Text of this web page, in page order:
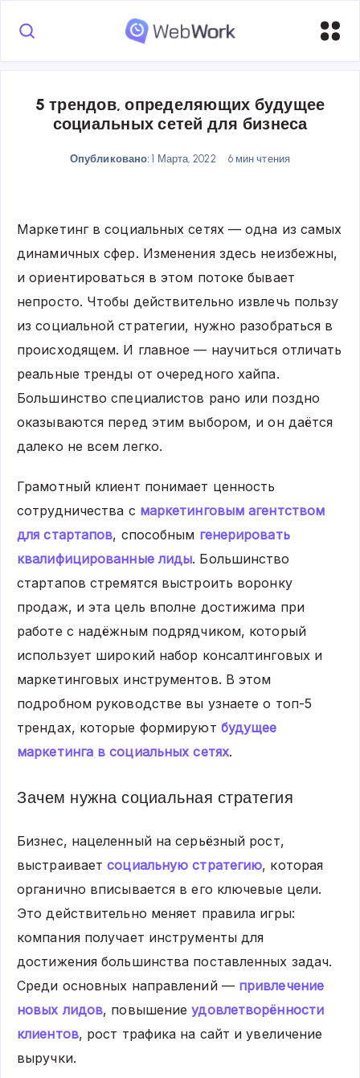
5 трендов, определяющих будущее
социальных сетей для бизнеса
Опубликовано: 1 Марта, 2022 6 мин чтения
Маркетинг в социальных сетях — одна из самых
динамичных сфер. Изменения здесь неизбежны,
и ориентироваться в этом потоке бывает
непросто. Чтобы действительно извлечь пользу
из социальной стратегии, нужно разобраться в
происходящем. И главное — научиться отличать
реальные тренды от очередного хайпа.
Большинство специалистов рано или поздно
оказываются перед этим выбором, и он даётся
далеко не всем легко.
Грамотный клиент понимает ценность
сотрудничества с маркетинговым агентством
для стартапов, способным генерировать
квалифицированные лиды. Большинство
стартапов стремятся выстроить воронку
продаж, и эта цель вполне достижима при
работе с надёжным подрядчиком, который
использует широкий набор консалтинговых и
маркетинговых инструментов. В этом
подробном руководстве вы узнаете о топ-5
трендах, которые формируют будущее
маркетинга в социальных сетях.
Зачем нужна социальная стратегия
Бизнес, нацеленный на серьёзный рост,
выстраиваетсоциальную стратегию, которая
органично вписывается в его ключевые цели.
Это действительно меняет правила игры:
компания получает инструменты для
достижения большинства поставленных задач.
Среди основных направлений — привлечение
новых лидов, повышениеудовлетворённости
клиентов, рост трафика на сайт и увеличение
выручки.